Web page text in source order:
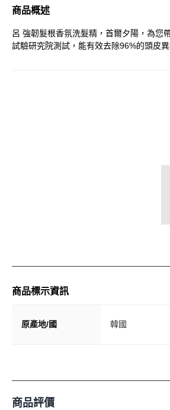
商品概述
呂 強韌髮根香氛洗髮精，首爾夕陽，為您
試驗研究院測試，能有效去除96%的頭皮
商品標示資訊
原產地/國 韓國
商品評價